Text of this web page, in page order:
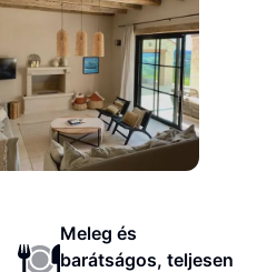
Meleg és
barátságos, teljesen